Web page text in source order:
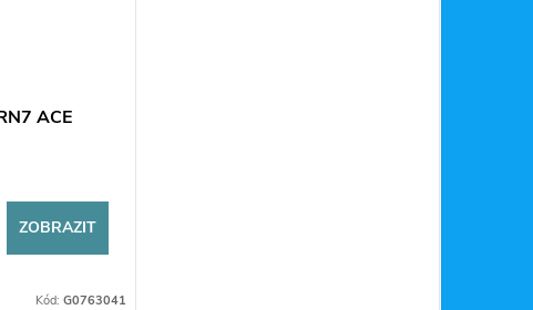
ACE
ZOBRAZIT
Kód: G0763041